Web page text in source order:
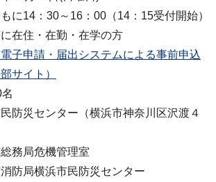
30～16：00（14：15受付開始）
在住・在勤・在学の方
子申請・届出システムによる事前申込
サイト）
防災センター（横浜市神奈川区沢渡４
務局危機管理室
浜市民防災センター